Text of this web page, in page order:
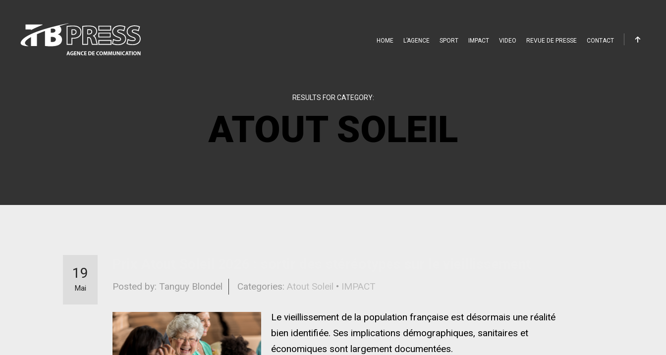
HOME L’AGENCE SPORT IMPACT VIDEO REVUE DE PRESSE CONTACT
RESULTS FOR CATEGORY:
ATOUT SOLEIL
Posted by: Tanguy Blondel Categories: Atout Soleil • IMPACT
19
Mai
Le vieillissement de la population française est désormais une réalité
bien identifiée. Ses implications démographiques, sanitaires et
économiques sont largement documentées.